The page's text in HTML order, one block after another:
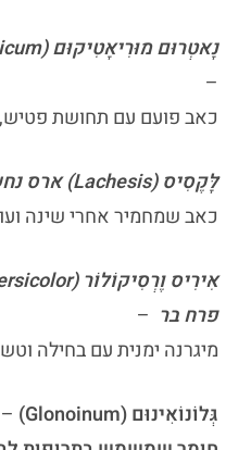
נָאטְרוּם מוּרִיאָטִיקוּם (Natrum muriaticum) מלח ים
–
כאב פועם עם תחושת
לָּקֶסִיס (Lachesis) ארס נחש
כאב שמחמיר אחרי שינה
פרח בר –
מיגרנה ימנית עם בחילה
גְּלוֹנוֹאִינוּם (Glonoinum) –